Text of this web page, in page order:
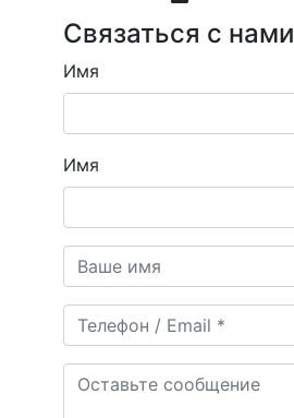
Связаться с нами
Имя
Имя